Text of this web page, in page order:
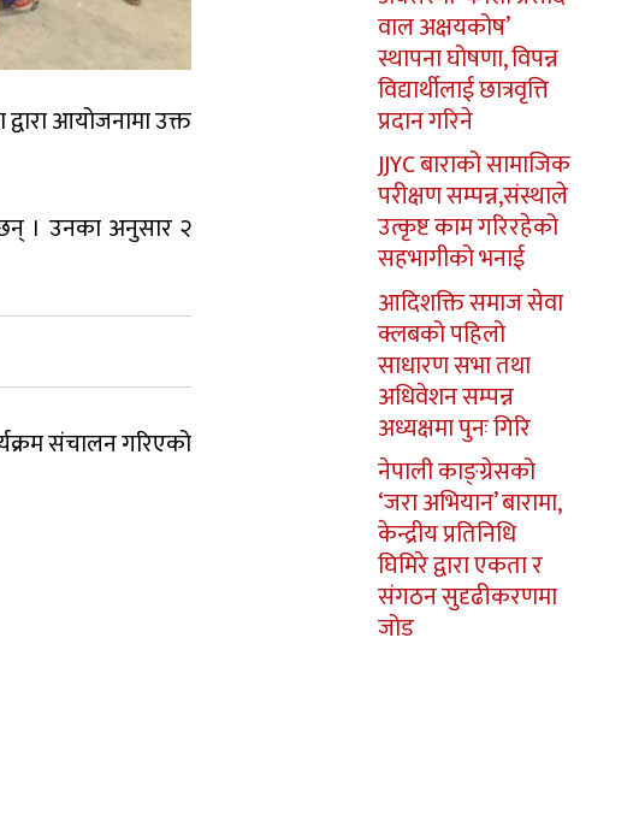
आयोजनामा उक्त
। उनका अनुसार २
संचालन गरिएको
वाल अक्षयकोष’
स्थापना घोषणा, विपन्न
विद्यार्थीलाई छात्रवृत्ति
प्रदान गरिने
JJYC बाराको सामाजिक
परीक्षण सम्पन्न,संस्थाले
उत्कृष्ट काम गरिरहेको
सहभागीको भनाई
आदिशक्ति समाज सेवा
क्लबको पहिलो
साधारण सभा तथा
अधिवेशन सम्पन्न
अध्यक्षमा पुनः गिरि
नेपाली काङ्ग्रेसको
‘जरा अभियान’ बारामा,
केन्द्रीय प्रतिनिधि
घिमिरे द्वारा एकता र
संगठन सुदृढीकरणमा
जोड